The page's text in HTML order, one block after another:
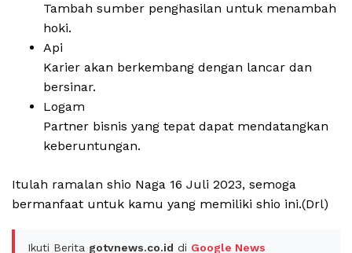
Tambah sumber penghasilan untuk menambah
hoki.
Api
Karier akan berkembang dengan lancar dan
bersinar.
Logam
Partner bisnis yang tepat dapat mendatangkan
keberuntungan.
Itulah ramalan shio Naga 16 Juli 2023, semoga
bermanfaat untuk kamu yang memiliki shio ini.(Drl)
Ikuti Berita gotvnews.co.id di Google News